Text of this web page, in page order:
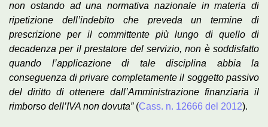
non ostando ad una normativa nazionale in materia di
ripetizione dell’indebito che preveda un termine di
prescrizione per il committente più lungo di quello di
decadenza per il prestatore del servizio, non è soddisfatto
quando l’applicazione di tale disciplina abbia la
conseguenza di privare completamente il soggetto passivo
del diritto di ottenere dall’Amministrazione finanziaria il
rimborso dell’IVA non dovuta”(Cass. n. 12666 del 2012).